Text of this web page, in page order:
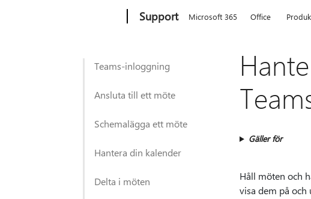
Support Microsoft 365 Office
Teams-inloggning
Ansluta till ett möte
Schemalägga ett möte
Hantera din kalender
Delta i möten
Gäller för
Håll möten och
visa dem på